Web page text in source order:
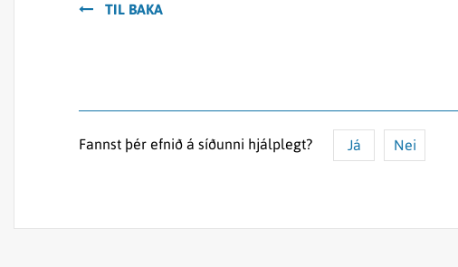
TIL BAKA
Fannst þér efnið á síðunni hjálplegt? Já Nei